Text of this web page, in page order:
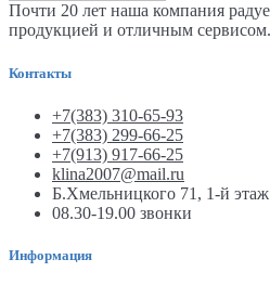
Почти 20 лет наша компания
продукцией и отличным сервисом.
Контакты
+7(383) 310-65-93
+7(383) 299-66-25
+7(913) 917-66-25
klina2007@mail.ru
Б.Хмельницкого 71, 1-й этаж
08.30-19.00 звонки
Информация